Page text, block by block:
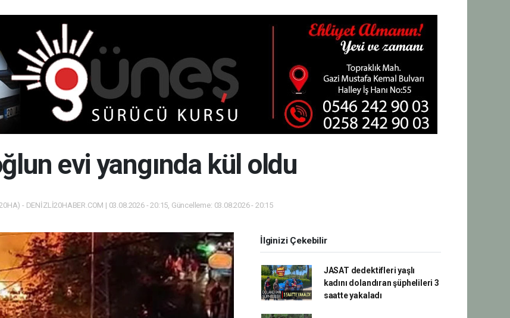
evi yangında kül oldu
- DENİZLİ20HABER.COM | 03.08.2026 - 20:15, Güncelleme: 03.08.2026 - 20:15
İlginizi Çekebilir
JASAT dedektifleri yaşlı
kadını dolandıran şüphelileri 3
saatte yakaladı